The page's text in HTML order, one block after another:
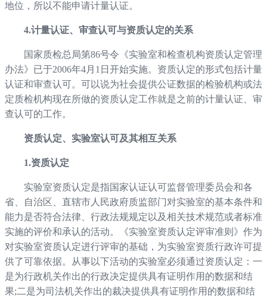
地位，所以不能申请计量认证。
4.计量认证、审查认可与资质认定的关系
国家质检总局第86号令《实验室和检查机构资质认定管理
办法》已于2006年4月1日开始实施。资质认定的形式包括计量
认证和审查认可。可以说为社会提供公证数据的检验机构或法
定质检机构现在所做的资质认定工作就是之前的计量认证、审
查认可的工作。
资质认定、实验室认可及其相互关系
1.资质认定
实验室资质认定是指国家认证认可监督管理委员会和各
省、自治区、直辖市人民政府质监部门对实验室的基本条件和
能力是否符合法律、行政法规规定以及相关技术规范或者标准
实施的评价和承认的活动。《实验室资质认定评审准则》作为
对实验室资质认定进行评审的基础，为实验室资质行政许可提
供了可靠依据。从事以下活动的实验室必须通过资质认定：一
是为行政机关作出的行政决定提供具有证明作用的数据和结
果;二是为司法机关作出的裁决提供具有证明作用的数据和结